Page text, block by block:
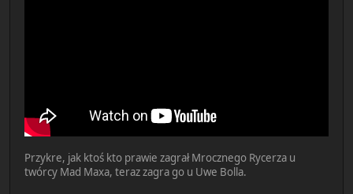
Przykre, jak ktoś kto prawie zagrał Mrocznego Rycerza u
twórcy Mad Maxa, teraz zagra go u Uwe Bolla.